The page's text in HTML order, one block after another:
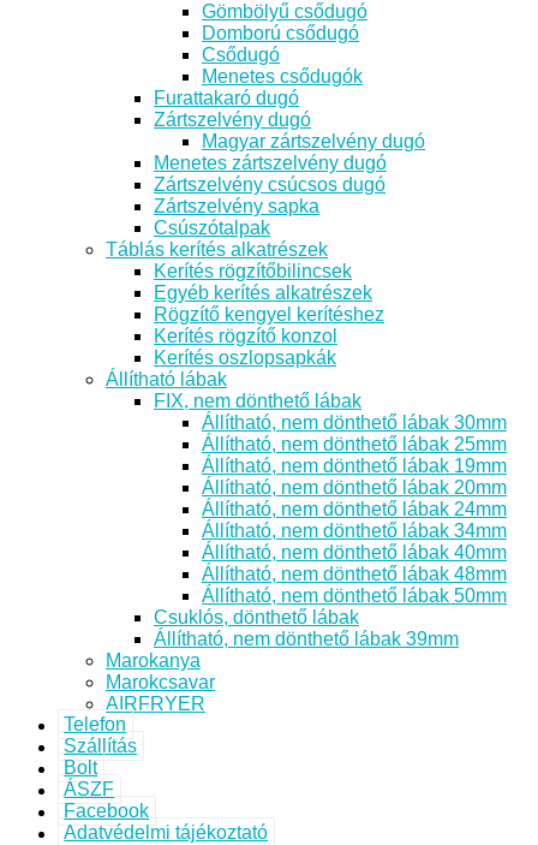
Gömbölyű csődugó
Domború csődugó
Csődugó
Menetes csődugók
Furattakaró dugó
Zártszelvény dugó
Magyar zártszelvény dugó
Menetes zártszelvény dugó
Zártszelvény csúcsos dugó
Zártszelvény sapka
Csúszótalpak
Táblás kerítés alkatrészek
Kerítés rögzítőbilincsek
Egyéb kerítés alkatrészek
Rögzítő kengyel kerítéshez
Kerítés rögzítő konzol
Kerítés oszlopsapkák
Állítható lábak
FIX, nem dönthető lábak
Állítható, nem dönthető lábak 30mm
Állítható, nem dönthető lábak 25mm
Állítható, nem dönthető lábak 19mm
Állítható, nem dönthető lábak 20mm
Állítható, nem dönthető lábak 24mm
Állítható, nem dönthető lábak 34mm
Állítható, nem dönthető lábak 40mm
Állítható, nem dönthető lábak 48mm
Állítható, nem dönthető lábak 50mm
Csuklós, dönthető lábak
Állítható, nem dönthető lábak 39mm
Marokanya
Marokcsavar
AIRFRYER
Telefon
Szállítás
Bolt
ÁSZF
Facebook
Adatvédelmi tájékoztató